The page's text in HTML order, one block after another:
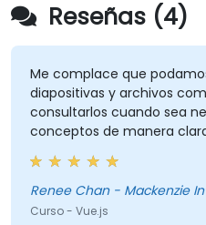
Reseñas (4)
Me complace que
diapositivas y archivos
consultarlos cuando sea
conceptos de manera
nuestras preguntas. Era
Renee Chan - Mackenzie
Curso - Vue.js